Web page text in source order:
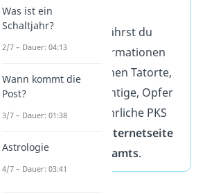
In der Polizeilichen
Kriminalstatistik erfährst du
außerdem viele Informationen
über die verschiedenen Tatorte,
Tatzeiten, Tatverdächtige, Opfer
und Schäden. Die jährliche PKS
Internetseite
des Bundeskriminalamts.
Was ist ein
Schaltjahr?
2/7 – Dauer: 04:13
Wann kommt die
Post?
3/7 – Dauer: 01:38
Astrologie
4/7 – Dauer: 03:41